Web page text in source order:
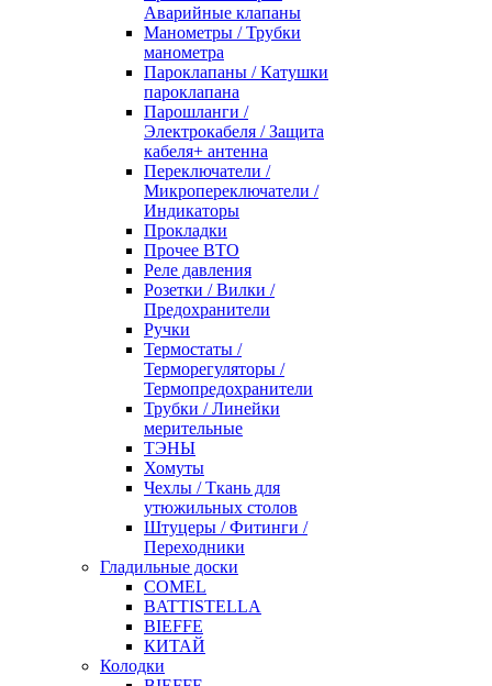
Аварийные клапаны
Манометры / Трубки
манометра
Пароклапаны / Катушки
пароклапана
Парошланги /
Электрокабеля / Защита
кабеля+ антенна
Переключатели /
Микропереключатели /
Индикаторы
Прокладки
Прочее ВТО
Реле давления
Розетки / Вилки /
Предохранители
Ручки
Термостаты /
Терморегуляторы /
Термопредохранители
Трубки / Линейки
мерительные
ТЭНЫ
Хомуты
Чехлы / Ткань для
утюжильных столов
Штуцеры / Фитинги /
Переходники
Гладильные доски
COMEL
BATTISTELLA
BIEFFE
КИТАЙ
Колодки